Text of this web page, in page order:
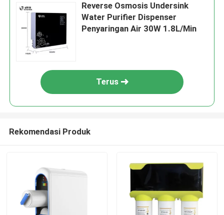
Reverse Osmosis Undersink
Water Purifier Dispenser
Penyaringan Air 30W 1.8L/Min
Terus
Rekomendasi Produk